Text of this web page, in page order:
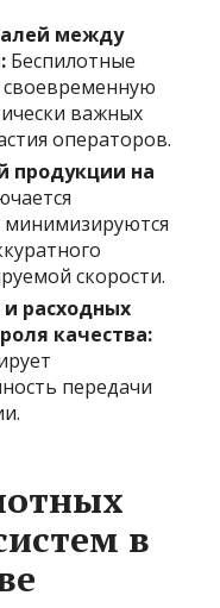
между
Беспилотные
важных
операторов.
продукции на
минимизируются
скорости.
расходных
качества:
передачи
в